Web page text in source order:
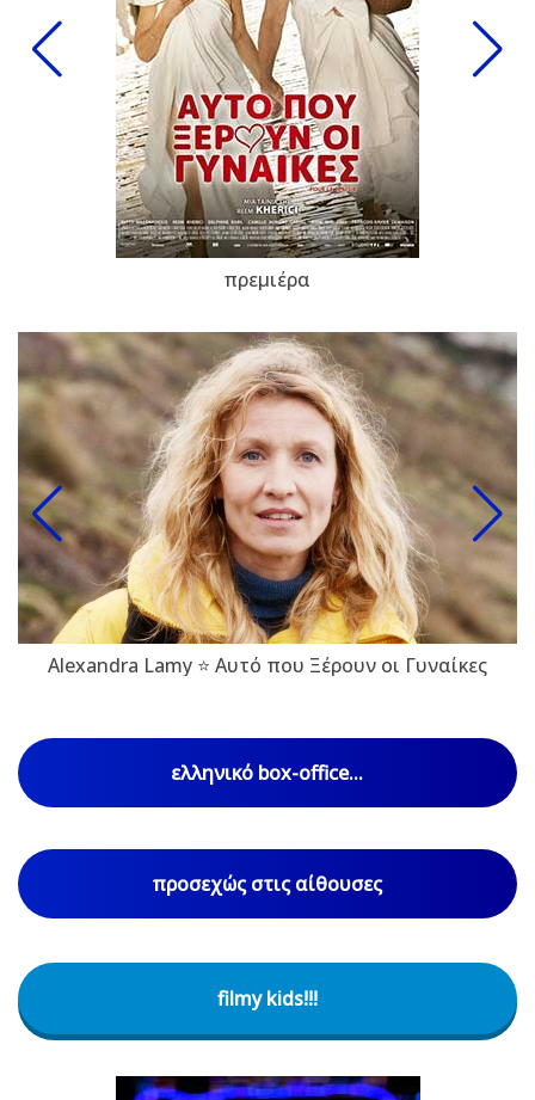
πρεμιέρα
Alexandra Lamy ⭐ Αυτό που Ξέρουν οι Γυναίκες
ελληνικό box-office...
προσεχώς στις αίθουσες
filmy kids!!!